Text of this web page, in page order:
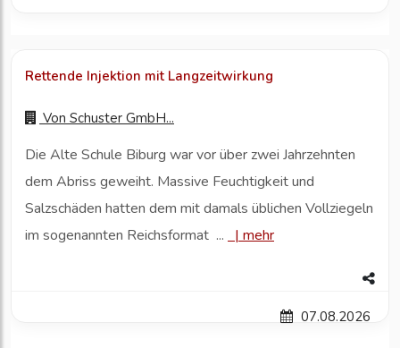
Rettende Injektion mit Langzeitwirkung
Von Schuster GmbH...
Die Alte Schule Biburg war vor über zwei Jahrzehnten
dem Abriss geweiht. Massive Feuchtigkeit und
Salzschäden hatten dem mit damals üblichen Vollziegeln
im sogenannten Reichsformat ...
| mehr
07.08.2026